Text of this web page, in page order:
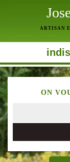
ARTISAN
ON